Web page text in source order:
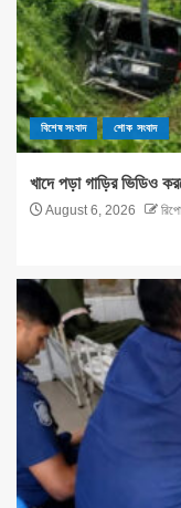
বিশেষ সংবাদ শোক সংবাদ
খাদে পড়া গাড়ির ভিডিও
August 6, 2026